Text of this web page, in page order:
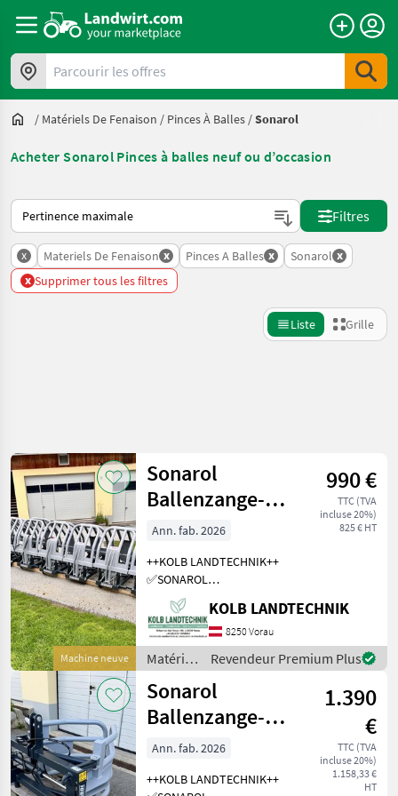
Parcourir les offres
/ Matériels De Fenaison / Pinces À Balles /Sonarol
Acheter Sonarol Pinces à balles neuf ou d’occasion
Voici comment les annonces sont triées sur Landwirt.com
Filtres
x Materiels De Fenaison x Pinces A Balles x Sonarol x
x Supprimer tous les filtres
Liste Grille
Catégorie 4 Pays Filtres
CHEMIN
ACTUEL
matériel
agricole
Materiels
De
Fenaison
Pinces
A Balles
Sonarol
CHOISIR
UNE
CATÉGORIE
Réinitialiser
Afficher
résultats
Machine neuve
Sonarol
Ballenzange-
Ballengreifer
Rundballen
990 €
TTC (TVA
incluse 20%)
825 € HT
Ann. fab. 2026
++KOLB LANDTECHNIK++
✅SONAROL
Rundballengreifer CBE 1500
✅Lieferung Österreichweit
möglich ✅1550mm
Öffnungsweite ✅lagernd
mit Euro- und Weidemann-
Aufnah
KOLB LANDTECHNIK
8250 Vorau
Matériels
de
fenaison
/
Sonarol
Revendeur Premium Plus
Sonarol
Ballenzange-
Ballengreifer
1.390
€
TTC (TVA
incluse 20%)
1.158,33 €
HT
Ann. fab. 2026
++KOLB LANDTECHNIK++